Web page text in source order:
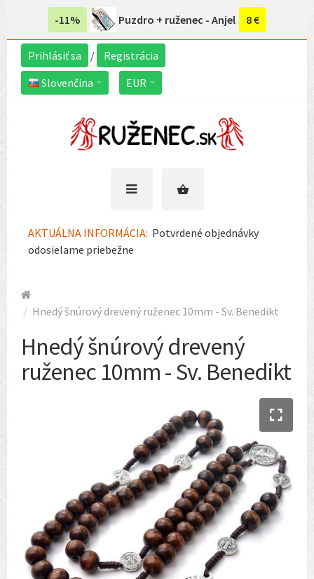
-11% Puzdro + ruženec - Anjel 8 €
Prihlásiť sa /
Registrácia
Slovenčina
EUR
AKTUÁLNA INFORMÁCIA: Potvrdené objednávky
odosielame priebežne
Hnedý šnúrový drevený ruženec 10mm - Sv. Benedikt
Hnedý šnúrový drevený
ruženec 10mm - Sv. Benedikt